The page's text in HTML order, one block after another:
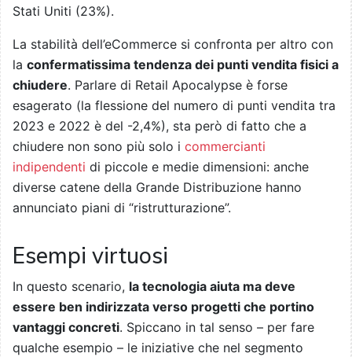
Stati Uniti (23%).
La stabilità dell’eCommerce si confronta per altro con
la confermatissima tendenza dei punti vendita fisici a
chiudere. Parlare di Retail Apocalypse è forse
esagerato (la flessione del numero di punti vendita tra
2023 e 2022 è del -2,4%), sta però di fatto che a
chiudere non sono più solo i commercianti
indipendenti di piccole e medie dimensioni: anche
diverse catene della Grande Distribuzione hanno
annunciato piani di “ristrutturazione”.
Esempi virtuosi
In questo scenario, la tecnologia aiuta ma deve
essere ben indirizzata verso progetti che portino
vantaggi concreti. Spiccano in tal senso – per fare
qualche esempio – le iniziative che nel segmento